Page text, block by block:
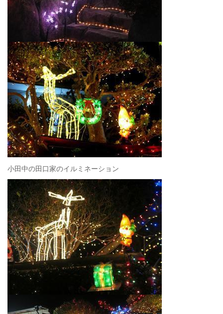
小田中の田口家のイルミネーション